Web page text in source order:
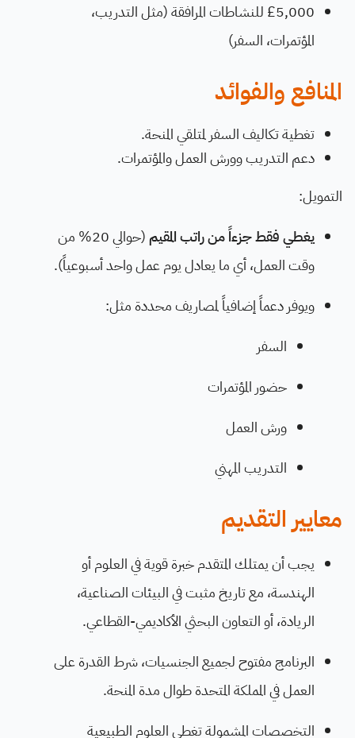
£5,000 للنشاطات المرافقة (مثل التدريب،
المؤتمرات، السفر)
المنافع والفوائد
تغطية تكاليف السفر لمتلقي المنحة.
دعم التدريب وورش العمل والمؤتمرات.
التمويل:
يغطي فقط جزءاً من راتب المقيم
(حوالي 20% من
وقت العمل، أي ما يعادل يوم عمل واحد أسبوعياً).
ويوفر دعماً إضافياً لمصاريف محددة مثل:
السفر
حضور المؤتمرات
ورش العمل
التدريب المهني
معايير التقديم
يجب أن يمتلك المتقدم خبرة قوية في العلوم أو
الهندسة، مع تاريخ مثبت في البيئات الصناعية،
الريادة، أو التعاون البحثي الأكاديمي-القطاعي.
البرنامج مفتوح لجميع الجنسيات، شرط القدرة على
العمل في المملكة المتحدة طوال مدة المنحة.
التخصصات المشمولة تغطي العلوم الطبيعية